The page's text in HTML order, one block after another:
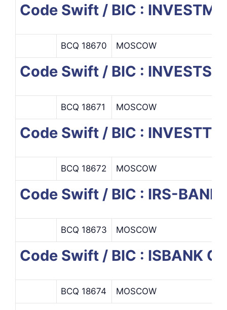
Code Swift / BIC :
BCQ 18670 MOSCOW
Code Swift / BIC :
BCQ 18671 MOSCOW
Code Swift / BIC :
BCQ 18672 MOSCOW
Code Swift / BIC : IRS-BANK
BCQ 18673 MOSCOW
Code Swift / BIC : ISBANK
BCQ 18674 MOSCOW